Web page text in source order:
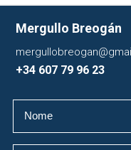
Mergullo Breogán
+34 607 79 96 23